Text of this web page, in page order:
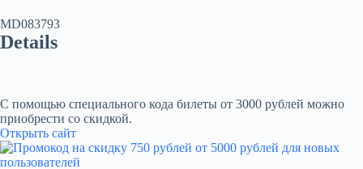
MD083793
Details
С помощью специального кода билеты от 3000 рублей можно
приобрести со скидкой.
Открыть сайт